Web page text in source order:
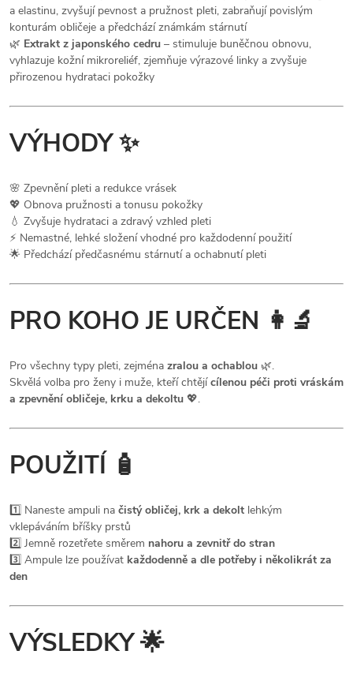
a elastinu, zvyšují pevnost a pružnost pleti, zabraňují povislým
konturám obličeje a předchází známkám stárnutí
🌿 Extrakt z japonského cedru – stimuluje buněčnou obnovu,
vyhlazuje kožní mikroreliéf, zjemňuje výrazové linky a zvyšuje
přirozenou hydrataci pokožky
VÝHODY ✨
🌸 Zpevnění pleti a redukce vrásek
💖 Obnova pružnosti a tonusu pokožky
💧 Zvyšuje hydrataci a zdravý vzhled pleti
⚡ Nemastné, lehké složení vhodné pro každodenní použití
🌟 Předchází předčasnému stárnutí a ochabnutí pleti
PRO KOHO JE URČEN 👩‍🔬
Pro všechny typy pleti, zejména zralou a ochablou 🌿.
Skvělá volba pro ženy i muže, kteří chtějícílenou péči proti vráskám
a zpevnění obličeje, krku a dekoltu 💖.
POUŽITÍ 🧴
1️⃣ Naneste ampuli na čistý obličej, krk a dekolt lehkým
vklepáváním bříšky prstů
2️⃣ Jemně rozetřete směrem nahoru a zevnitř do stran
3️⃣ Ampule lze používat každodenně a dle potřeby i několikrát za
den
VÝSLEDKY 🌟